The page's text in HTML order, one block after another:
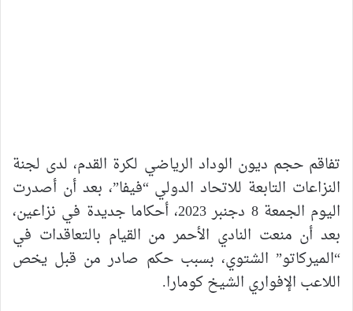
تفاقم حجم ديون الوداد الرياضي لكرة القدم، لدى لجنة
النزاعات التابعة للاتحاد الدولي “فيفا”، بعد أن أصدرت
اليوم الجمعة 8 دجنبر 2023، أحكاما جديدة في نزاعين،
بعد أن منعت النادي الأحمر من القيام بالتعاقدات في
“الميركاتو” الشتوي، بسبب حكم صادر من قبل يخص
اللاعب الإفواري الشيخ كومارا.